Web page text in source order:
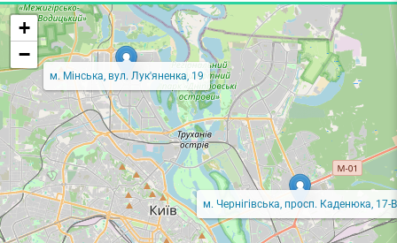
м. Мінська, вул. Лук'яненка, 19
м. Чернігівська, просп. Каденюка, 17-В
+
−